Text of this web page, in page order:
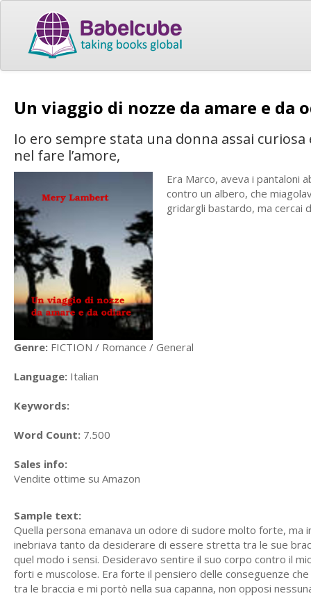
Un viaggio di nozze da amare e da
Io ero sempre stata una donna assai
nel fare l’amore,
Era Marco, aveva i pantaloni
contro un albero, che
gridargli bastardo, ma cercai
Genre: FICTION / Romance / General
Language: Italian
Keywords:
Word Count: 7.500
Sales info:
Vendite ottime su Amazon
Sample text:
Quella persona emanava un odore di sudore molto forte,
inebriava tanto da desiderare di essere stretta tra le sue
quel modo i sensi. Desideravo sentire il suo corpo contro il
forti e muscolose. Era forte il pensiero delle conseguenze
tra le braccia e mi portò nella sua capanna, non opposi